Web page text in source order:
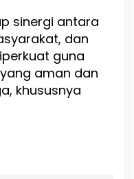
sinergi antara
dan
guna
aman dan
khususnya